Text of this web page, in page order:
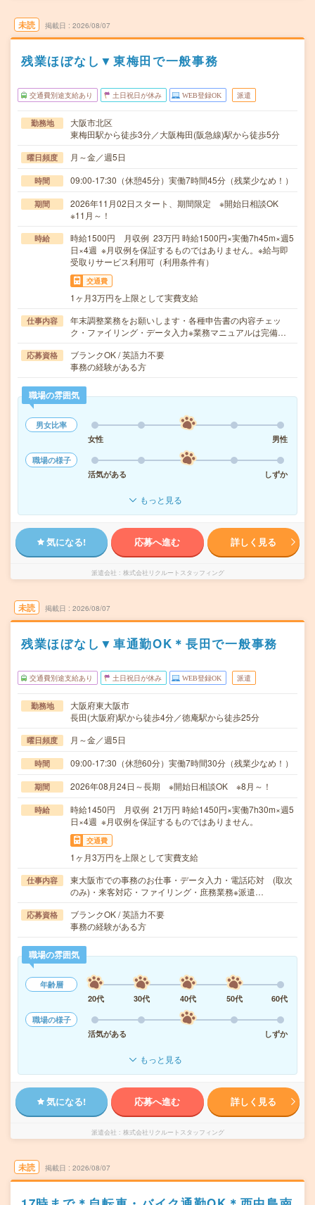
未読 掲載日 2026/08/07
残業ほぼなし▼東梅田で一般事務
交通費別途支給あり 土日祝日が休み WEB登録OK 派遣
勤務地
大阪市北区
東梅田駅から徒歩3分／大阪梅田(阪急線)駅から徒歩5分
曜日頻度 月～金／週5日
時間 09:00-17:30（休憩45分）実働7時間45分（残業少なめ！）
期間
2026年11月02日スタート、期間限定 ※開始日相談OK
※11月～！
時給
時給1500円 月収例 23万円 時給1500円×実働7h45m×週5
日×4週 ※月収例を保証するものではありません。※給与即
受取りサービス利用可（利用条件有）
交通費
1ヶ月3万円を上限として実費支給
仕事内容
年末調整業務をお願いします・各種申告書の内容チェッ
ク・ファイリング・データ入力※業務マニュアルは完備…
応募資格
ブランクOK / 英語力不要
事務の経験がある方
職場の雰囲気
男女比率
女性
男性
職場の様子
活気がある
しずか
もっと見る
気になる! 応募へ進む 詳しく見る
派遣会社 株式会社リクルートスタッフィング
未読 掲載日 2026/08/07
残業ほぼなし▼車通勤OK＊長田で一般事務
交通費別途支給あり 土日祝日が休み WEB登録OK 派遣
勤務地
大阪府東大阪市
長田(大阪府)駅から徒歩4分／徳庵駅から徒歩25分
曜日頻度 月～金／週5日
時間 09:00-17:30（休憩60分）実働7時間30分（残業少なめ！）
期間 2026年08月24日～長期 ※開始日相談OK ※8月～！
時給
時給1450円 月収例 21万円 時給1450円×実働7h30m×週5
日×4週 ※月収例を保証するものではありません。
交通費
1ヶ月3万円を上限として実費支給
仕事内容
東大阪市での事務のお仕事・データ入力・電話応対 (取次
のみ)・来客対応・ファイリング・庶務業務※派遣…
応募資格
ブランクOK / 英語力不要
事務の経験がある方
職場の雰囲気
年齢層
20代
30代 40代 50代
60代
職場の様子
活気がある
しずか
もっと見る
気になる! 応募へ進む 詳しく見る
派遣会社 株式会社リクルートスタッフィング
未読 掲載日 2026/08/07